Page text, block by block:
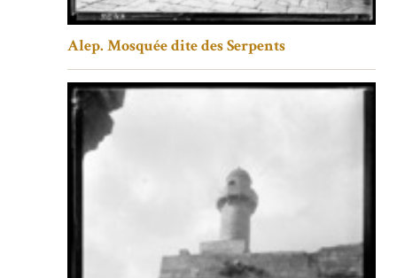
Alep. Mosquée dite des Serpents